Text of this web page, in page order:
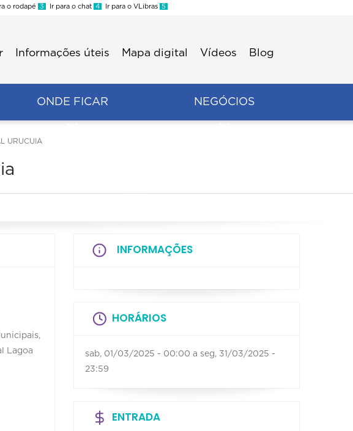
o rodapé 3 Ir para o chat 4 Ir para o VLibras 5
Informações úteis Mapa digital Vídeos Blog
ONDE FICAR NEGÓCIOS
URUCUIA
Lagoa
INFORMAÇÕES
HORÁRIOS
sab, 01/03/2025 - 00:00 a seg, 31/03/2025 -
23:59
ENTRADA